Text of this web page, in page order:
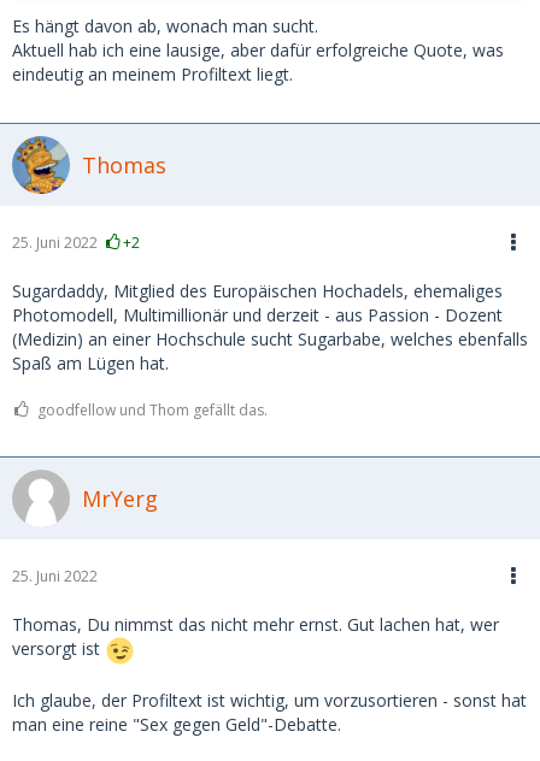
Es hängt davon ab, wonach man sucht.
Aktuell hab ich eine lausige, aber dafür erfolgreiche Quote, was
eindeutig an meinem Profiltext liegt.
Thomas
25. Juni 2022 +2
Sugardaddy, Mitglied des Europäischen Hochadels, ehemaliges
Photomodell, Multimillionär und derzeit - aus Passion - Dozent
(Medizin) an einer Hochschule sucht Sugarbabe, welches ebenfalls
Spaß am Lügen hat.
goodfellow und Thom gefällt das.
MrYerg
25. Juni 2022
Thomas, Du nimmst das nicht mehr ernst. Gut lachen hat, wer
versorgt ist
Ich glaube, der Profiltext ist wichtig, um vorzusortieren - sonst hat
man eine reine "Sex gegen Geld"-Debatte.